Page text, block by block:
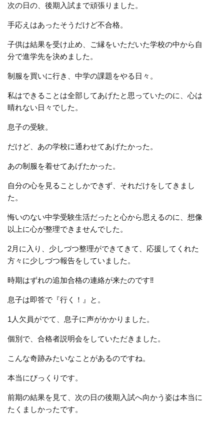
次の日の、後期入試まで頑張りました。
手応えはあったそうだけど不合格。
子供は結果を受け止め、ご縁をいただいた学校の中から自
分で進学先を決めました。
制服を買いに行き、中学の課題をやる日々。
私はできることは全部してあげたと思っていたのに、心は
晴れない日々でした。
息子の受験。
だけど、あの学校に通わせてあげたかった。
あの制服を着せてあげたかった。
自分の心を見ることしかできず、それだけをしてきまし
た。
悔いのない中学受験生活だったと心から思えるのに、想像
以上に心が整理できませんでした。
2月に入り、少しづつ整理ができてきて、応援してくれた
方々に少しづつ報告をしていました。
時期はずれの追加合格の連絡が来たのです‼︎
息子は即答で『行く！』と。
1人欠員がでて、息子に声がかかりました。
個別で、合格者説明会をしていただきました。
こんな奇跡みたいなことがあるのですね。
本当にびっくりです。
前期の結果を見て、次の日の後期入試へ向かう姿は本当に
たくましかったです。